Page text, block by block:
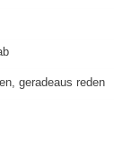
geradeaus reden